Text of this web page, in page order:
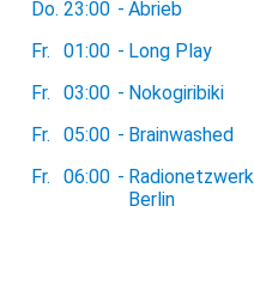
Do. 23:00 - Abrieb
Fr.
01:00 - Long Play
Fr.
03:00 - Nokogiribiki
Fr.
05:00 - Brainwashed
Fr.
06:00 - Radionetzwerk
Berlin